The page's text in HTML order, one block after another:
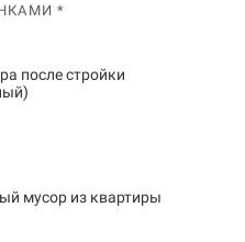
*
после стройки
мусор из квартиры